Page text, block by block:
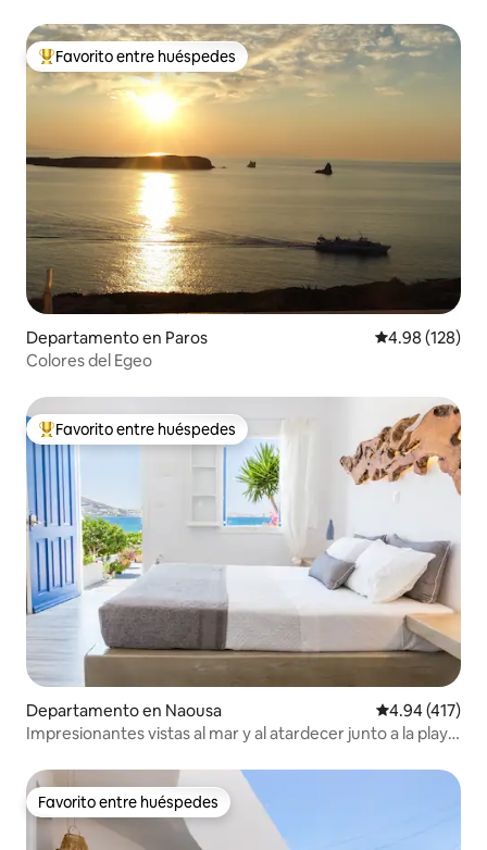
De los mejores en Favorito entre huéspedes
Favorito entre huéspedes
Departamento en Paros Calificación
4.98 (128)
Colores del Egeo
De los mejores en Favorito entre huéspedes
Favorito entre huéspedes
Departamento en Naousa Calificación
4.94 (417)
Impresionantes vistas al mar y al atardecer junto a la playa
Favorito entre huéspedes
Favorito entre huéspedes